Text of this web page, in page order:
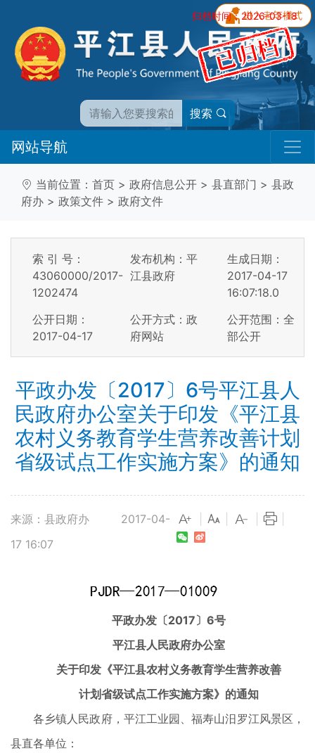
归档时间：2026-03-18
搜索
网站导航
当前位置： 首页 > 政府信息公开 > 县直部门 > 县政
府办 > 政策文件 > 政府文件
索 引 号：
43060000/2017-
1202474
发布机构：平
江县政府
生成日期：
2017-04-17
16:07:18.0
公开日期：
2017-04-17
公开方式：政
府网站
公开范围：全
部公开
平政办发〔2017〕6号平江县人
民政府办公室关于印发《平江县
农村义务教育学生营养改善计划
省级试点工作实施方案》的通知
来源：县政府办
2017-04-
17 16:07
平政办发〔2017〕6号
平江县人民政府办公室
关于印发《平江县农村义务教育学生营养改善
计划省级试点工作实施方案》的通知
各乡镇人民政府，平江工业园、福寿山汨罗江风景区，
县直各单位：